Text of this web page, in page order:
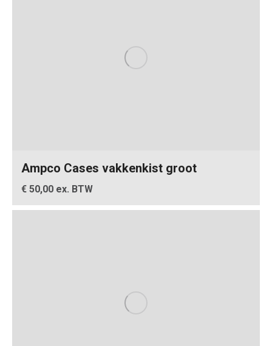
Ampco Cases vakkenkist groot
€ 50,00 ex. BTW